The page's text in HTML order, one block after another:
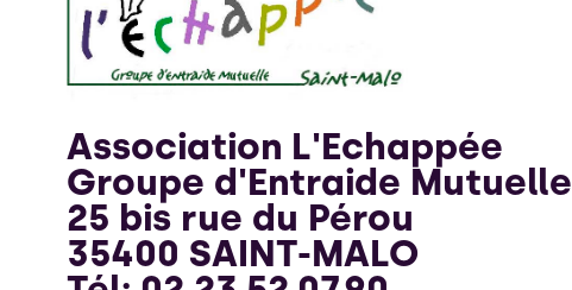
Association L'Echappée
Groupe d'Entraide Mutuelle
25 bis rue du Pérou
35400 SAINT-MALO